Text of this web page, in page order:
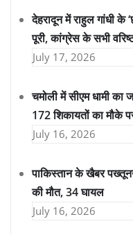
देहरादून में राहुल गांधी के
पूरी, कांग्रेस के सभी
July 17, 2026
चमोली में सीएम धामी
172 शिकायतों का मौके
July 16, 2026
पाकिस्तान के खैबर
की मौत, 34 घायल
July 16, 2026